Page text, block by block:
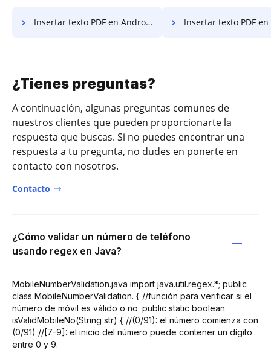
Insertar texto PDF en Android Insertar texto PDF en
¿Tienes preguntas?
A continuación, algunas preguntas comunes de
nuestros clientes que pueden proporcionarte la
respuesta que buscas. Si no puedes encontrar una
respuesta a tu pregunta, no dudes en ponerte en
contacto con nosotros.
Contacto
¿Cómo validar un número de teléfono
usando regex en Java?
MobileNumberValidation.java import java.util.regex.*; public
class MobileNumberValidation. { //función para verificar si el
número de móvil es válido o no. public static boolean
isValidMobileNo(String str) { //(0/91): el número comienza con
(0/91) //[7-9]: el inicio del número puede contener un dígito
entre 0 y 9.